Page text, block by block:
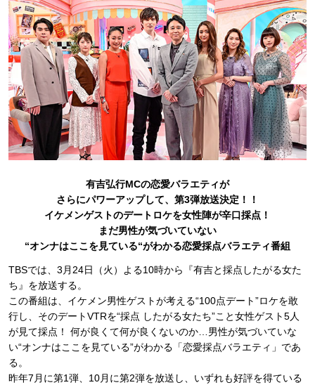
有吉弘行MCの恋愛バラエティが
さらにパワーアップして、第3弾放送決定！！
イケメンゲストのデートロケを女性陣が辛口採点！
まだ男性が気づいていない
“オンナはここを見ている“がわかる恋愛採点バラエティ番組
TBSでは、3月24日（火）よる10時から『有吉と採点したがる女た
ち』を放送する。
この番組は、イケメン男性ゲストが考える“100点デート”ロケを敢
行し、そのデートVTRを“採点 したがる女たち”こと女性ゲスト5人
が見て採点！ 何が良くて何が良くないのか…男性が気づいていな
い“オンナはここを見ている”がわかる「恋愛採点バラエティ」であ
る。
昨年7月に第1弾、10月に第2弾を放送し、いずれも好評を得ている